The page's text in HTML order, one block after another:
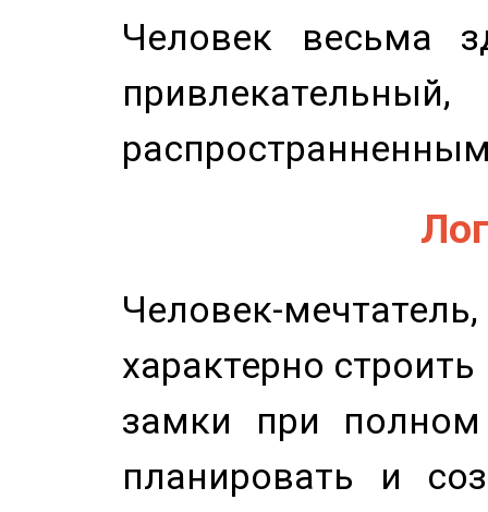
Человек весьма
Человек-
характерно
замки при полном
планировать и